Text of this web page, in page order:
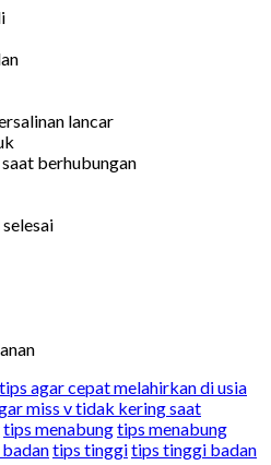
lancar
berhubungan
tips agar cepat melahirkan di usia
miss v tidak kering saat
tips menabungtips menabung
tips tinggitips tinggi badan